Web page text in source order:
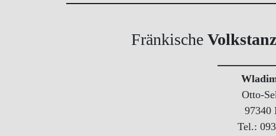
Fränkische
Otto-
97340
Tel.: